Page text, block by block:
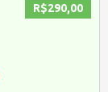
R$290,00